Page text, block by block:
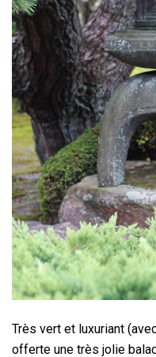
Très vert et luxuriant
offerte une très jolie